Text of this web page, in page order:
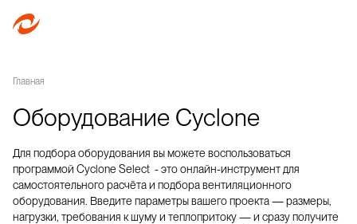
Главная
Оборудование Cyclone
Для подбора оборудования вы можете воспользоваться
программой Cyclone Select - это онлайн-инструмент для
самостоятельного расчёта и подбора вентиляционного
оборудования. Введите параметры вашего проекта — размеры,
нагрузки, требования к шуму и теплопритоку — и сразу получите